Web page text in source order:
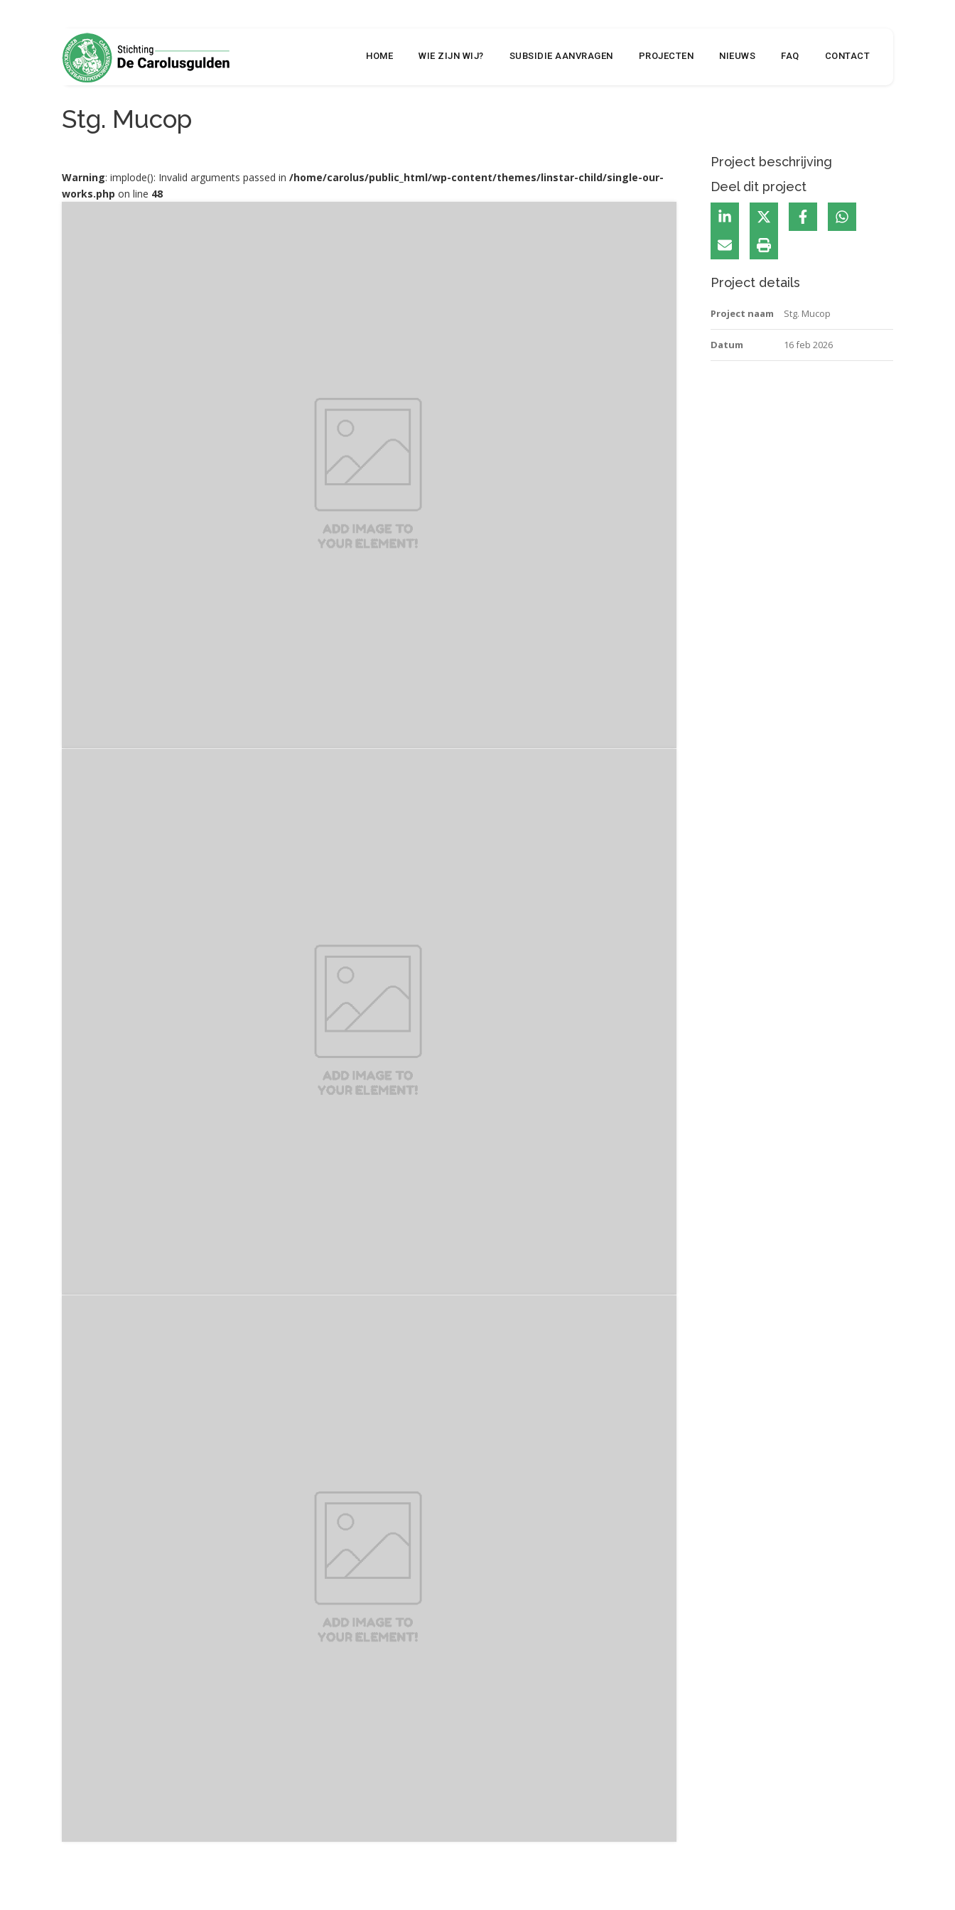
HOME WIE ZIJN WIJ? SUBSIDIE AANVRAGEN PROJECTEN NIEUWS FAQ CONTACT
Stg. Mucop
Warning: implode(): Invalid arguments passed in /home/carolus/public_html/wp-content/themes/linstar-child/single-our-
works.php on line 48
Project beschrijving
Deel dit project
Project details
Project naam Stg. Mucop
Datum 16 feb 2026